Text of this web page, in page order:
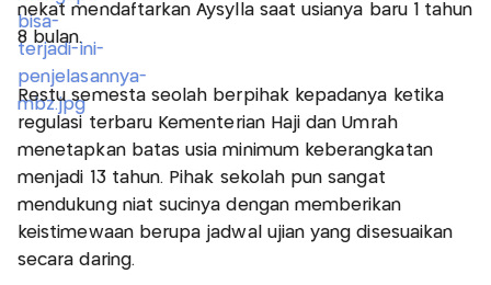
nekat mendaftarkan Aysylla saat usianya baru 1 tahun
8 bulan.
Restu semesta seolah berpihak kepadanya ketika
regulasi terbaru Kementerian Haji dan Umrah
menetapkan batas usia minimum keberangkatan
menjadi 13 tahun. Pihak sekolah pun sangat
mendukung niat sucinya dengan memberikan
keistimewaan berupa jadwal ujian yang disesuaikan
secara daring.